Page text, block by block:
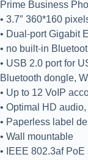
Prime Business
• 3.7″ 360*160
• Dual-port Gigabit
• no built-in
• USB 2.0 port for
Bluetooth dongle,
• Up to 12 VoIP
• Optimal HD
• Paperless label
• Wall mountable
• IEEE 802.3af